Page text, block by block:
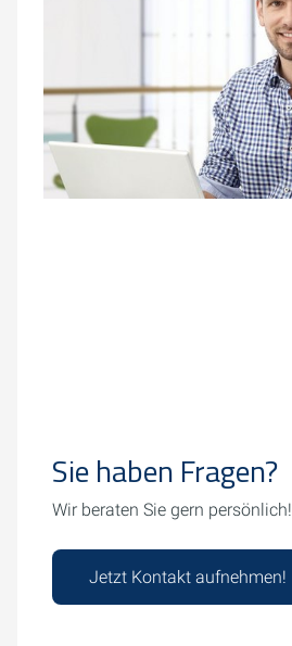
Sie haben Fragen?
Wir beraten Sie gern persönlich!
Jetzt Kontakt aufnehmen!